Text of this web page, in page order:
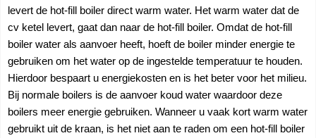
levert de hot-fill boiler direct warm water. Het warm water dat de
cv ketel levert, gaat dan naar de hot-fill boiler. Omdat de hot-fill
boiler water als aanvoer heeft, hoeft de boiler minder energie te
gebruiken om het water op de ingestelde temperatuur te houden.
Hierdoor bespaart u energiekosten en is het beter voor het milieu.
Bij normale boilers is de aanvoer koud water waardoor deze
boilers meer energie gebruiken. Wanneer u vaak kort warm water
gebruikt uit de kraan, is het niet aan te raden om een hot-fill boiler